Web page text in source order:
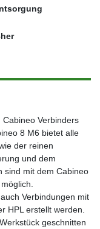
Verbinders
8 M6 bietet alle
der reinen
und dem
sind mit dem Cabineo
Verbindungen mit
HPL erstellt werden.
geschnitten